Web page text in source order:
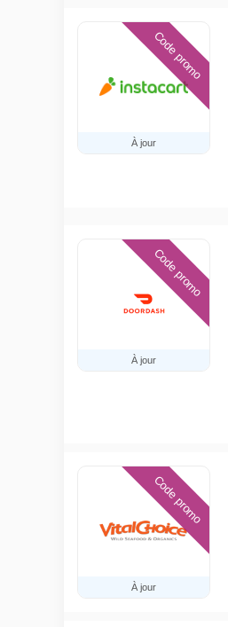
À jour
Code promo
À jour
Code promo
À jour
Code promo